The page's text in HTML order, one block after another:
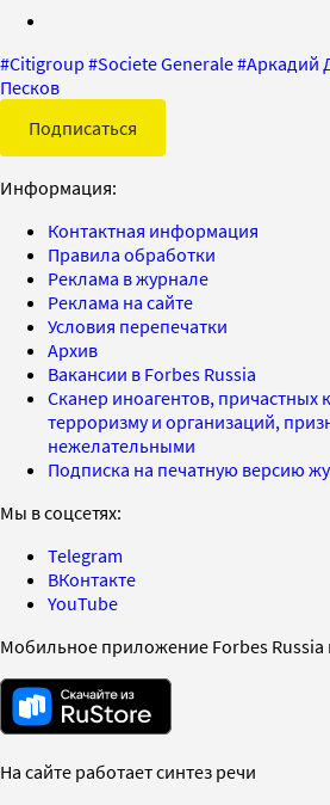
#Citigroup #Societe Generale#Аркадий
Песков
Подписаться
Информация:
Контактная информация
Правила обработки
Реклама в журнале
Реклама на сайте
Условия перепечатки
Архив
Вакансии в Forbes Russia
Сканер иноагентов, причастных
терроризму и организаций,
нежелательными
Подписка на печатную версию
Мы в соцсетях:
Telegram
ВКонтакте
YouTube
Мобильное приложение Forbes Russia
На сайте работает синтез речи